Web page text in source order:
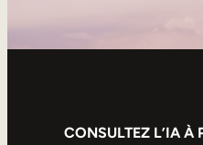
CONSULTEZ L’IA À